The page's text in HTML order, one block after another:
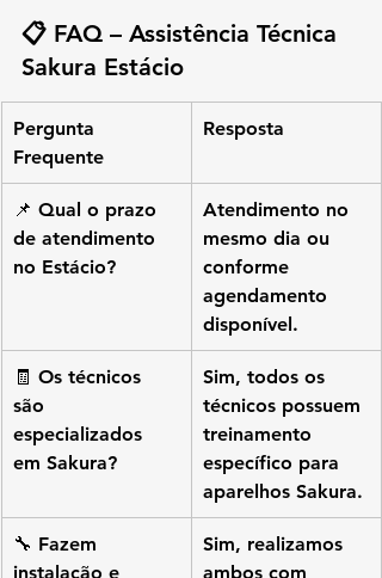
📋 FAQ – Assistência Técnica
Sakura Estácio
Pergunta
Frequente
Resposta
📌 Qual o prazo
de atendimento
no Estácio?
Atendimento no
mesmo dia ou
conforme
agendamento
disponível.
🧾 Os técnicos
são
especializados
em Sakura?
Sim, todos os
técnicos possuem
treinamento
específico para
aparelhos Sakura.
🔧 Fazem
instalação e
Sim, realizamos
ambos com